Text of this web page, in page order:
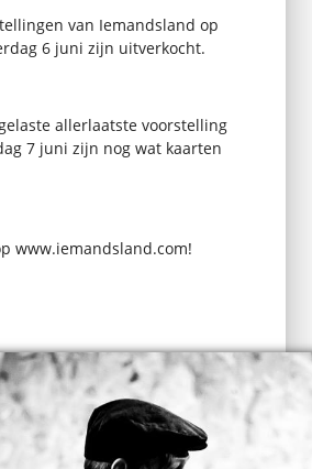
van Iemandsland op
6 juni zijn uitverkocht.
allerlaatste voorstelling
7 juni zijn nog wat kaarten
www.iemandsland.com!